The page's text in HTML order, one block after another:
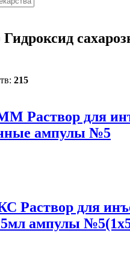
215
Раствор для
ампулы №5
Раствор для
5мл ампулы